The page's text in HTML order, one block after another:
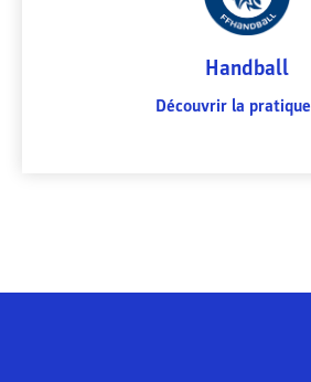
Handball
Découvrir la pratique